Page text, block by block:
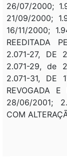
26/07/2000;
21/09/2000;
16/11/2000;
REEDITADA
2.071-27, DE
2.071-29, de
2.071-31, DE
REVOGADA
28/06/2001;
COM